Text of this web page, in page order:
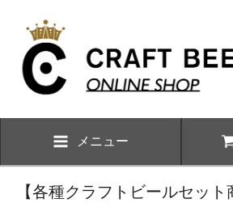
メニュー
【各種クラフトビールセッ